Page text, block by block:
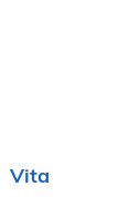
Vita